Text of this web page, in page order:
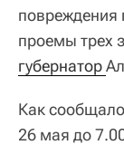
повреждения
проемы трех
губернатор
Как сообщало
26 мая до